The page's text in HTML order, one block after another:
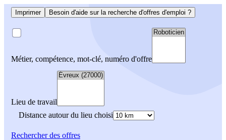
Imprimer Besoin d'aide sur la recherche d'offres d'emploi ?
Métier, compétence, mot-clé, numéro d'offre
Lieu de travail
Distance autour du lieu choisi
Rechercherdes offres